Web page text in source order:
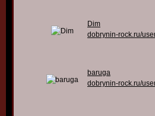
Dim
dobrynin-rock.ru/
baruga
dobrynin-rock.ru/